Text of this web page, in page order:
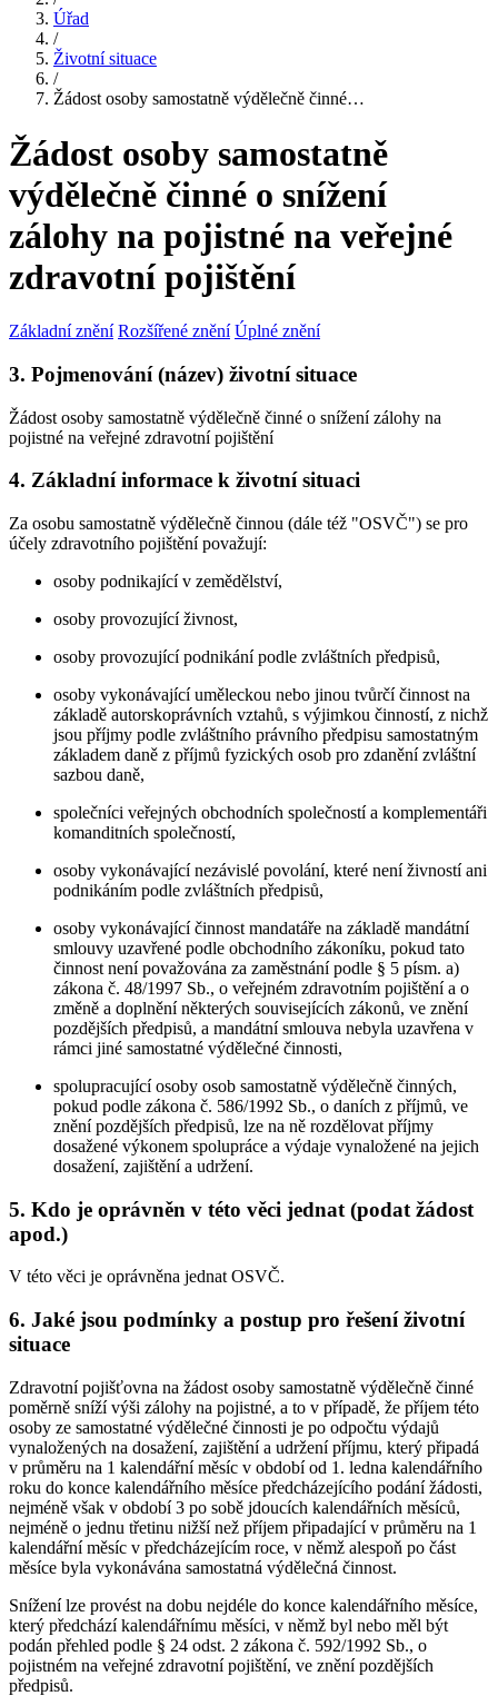
Úřad
/
Životní situace
/
Žádost osoby samostatně výdělečně činné…
Žádost osoby samostatně
výdělečně činné o snížení
zálohy na pojistné na veřejné
zdravotní pojištění
Základní znění Rozšířené znění Úplné znění
3. Pojmenování (název) životní situace
Žádost osoby samostatně výdělečně činné o snížení zálohy na
pojistné na veřejné zdravotní pojištění
4. Základní informace k životní situaci
Za osobu samostatně výdělečně činnou (dále též "OSVČ") se pro
účely zdravotního pojištění považují:
osoby podnikající v zemědělství,
osoby provozující živnost,
osoby provozující podnikání podle zvláštních předpisů,
osoby vykonávající uměleckou nebo jinou tvůrčí činnost na
základě autorskoprávních vztahů, s výjimkou činností, z nichž
jsou příjmy podle zvláštního právního předpisu samostatným
základem daně z příjmů fyzických osob pro zdanění zvláštní
sazbou daně,
společníci veřejných obchodních společností a komplementáři
komanditních společností,
osoby vykonávající nezávislé povolání, které není živností ani
podnikáním podle zvláštních předpisů,
osoby vykonávající činnost mandatáře na základě mandátní
smlouvy uzavřené podle obchodního zákoníku, pokud tato
činnost není považována za zaměstnání podle § 5 písm. a)
zákona č. 48/1997 Sb., o veřejném zdravotním pojištění a o
změně a doplnění některých souvisejících zákonů, ve znění
pozdějších předpisů, a mandátní smlouva nebyla uzavřena v
rámci jiné samostatné výdělečné činnosti,
spolupracující osoby osob samostatně výdělečně činných,
pokud podle zákona č. 586/1992 Sb., o daních z příjmů, ve
znění pozdějších předpisů, lze na ně rozdělovat příjmy
dosažené výkonem spolupráce a výdaje vynaložené na jejich
dosažení, zajištění a udržení.
5. Kdo je oprávněn v této věci jednat (podat žádost
apod.)
V této věci je oprávněna jednat OSVČ.
6. Jaké jsou podmínky a postup pro řešení životní
situace
Zdravotní pojišťovna na žádost osoby samostatně výdělečně činné
poměrně sníží výši zálohy na pojistné, a to v případě, že příjem této
osoby ze samostatné výdělečné činnosti je po odpočtu výdajů
vynaložených na dosažení, zajištění a udržení příjmu, který připadá
v průměru na 1 kalendářní měsíc v období od 1. ledna kalendářního
roku do konce kalendářního měsíce předcházejícího podání žádosti,
nejméně však v období 3 po sobě jdoucích kalendářních měsíců,
nejméně o jednu třetinu nižší než příjem připadající v průměru na 1
kalendářní měsíc v předcházejícím roce, v němž alespoň po část
měsíce byla vykonávána samostatná výdělečná činnost.
Snížení lze provést na dobu nejdéle do konce kalendářního měsíce,
který předchází kalendářnímu měsíci, v němž byl nebo měl být
podán přehled podle § 24 odst. 2 zákona č. 592/1992 Sb., o
pojistném na veřejné zdravotní pojištění, ve znění pozdějších
předpisů.